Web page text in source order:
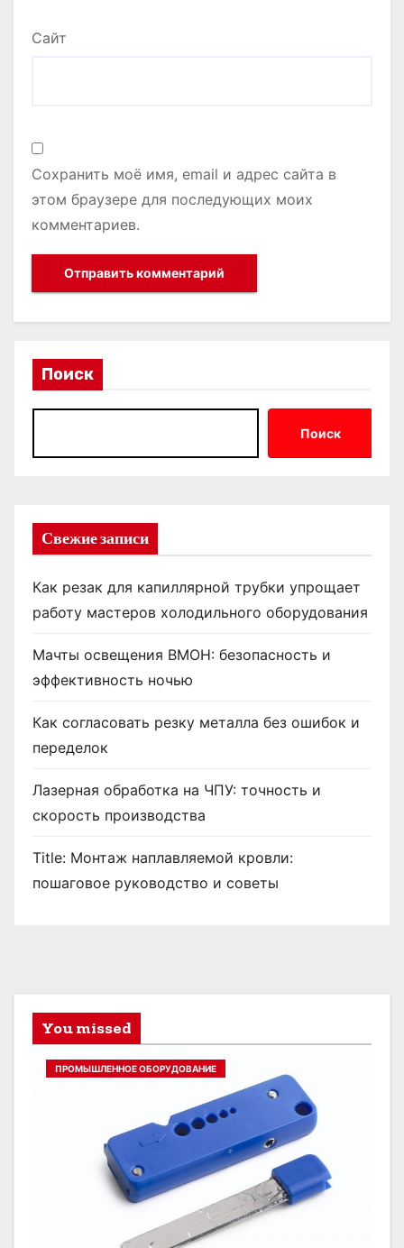
Сайт
Сохранить моё имя, email и адрес сайта в
этом браузере для последующих моих
комментариев.
Поиск
Поиск
Свежие записи
Как резак для капиллярной трубки упрощает
работу мастеров холодильного оборудования
Мачты освещения ВМОН: безопасность и
эффективность ночью
Как согласовать резку металла без ошибок и
переделок
Лазерная обработка на ЧПУ: точность и
скорость производства
Title: Монтаж наплавляемой кровли:
пошаговое руководство и советы
You missed
ПРОМЫШЛЕННОЕ ОБОРУДОВАНИЕ